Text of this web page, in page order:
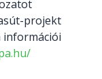
projekt
információi